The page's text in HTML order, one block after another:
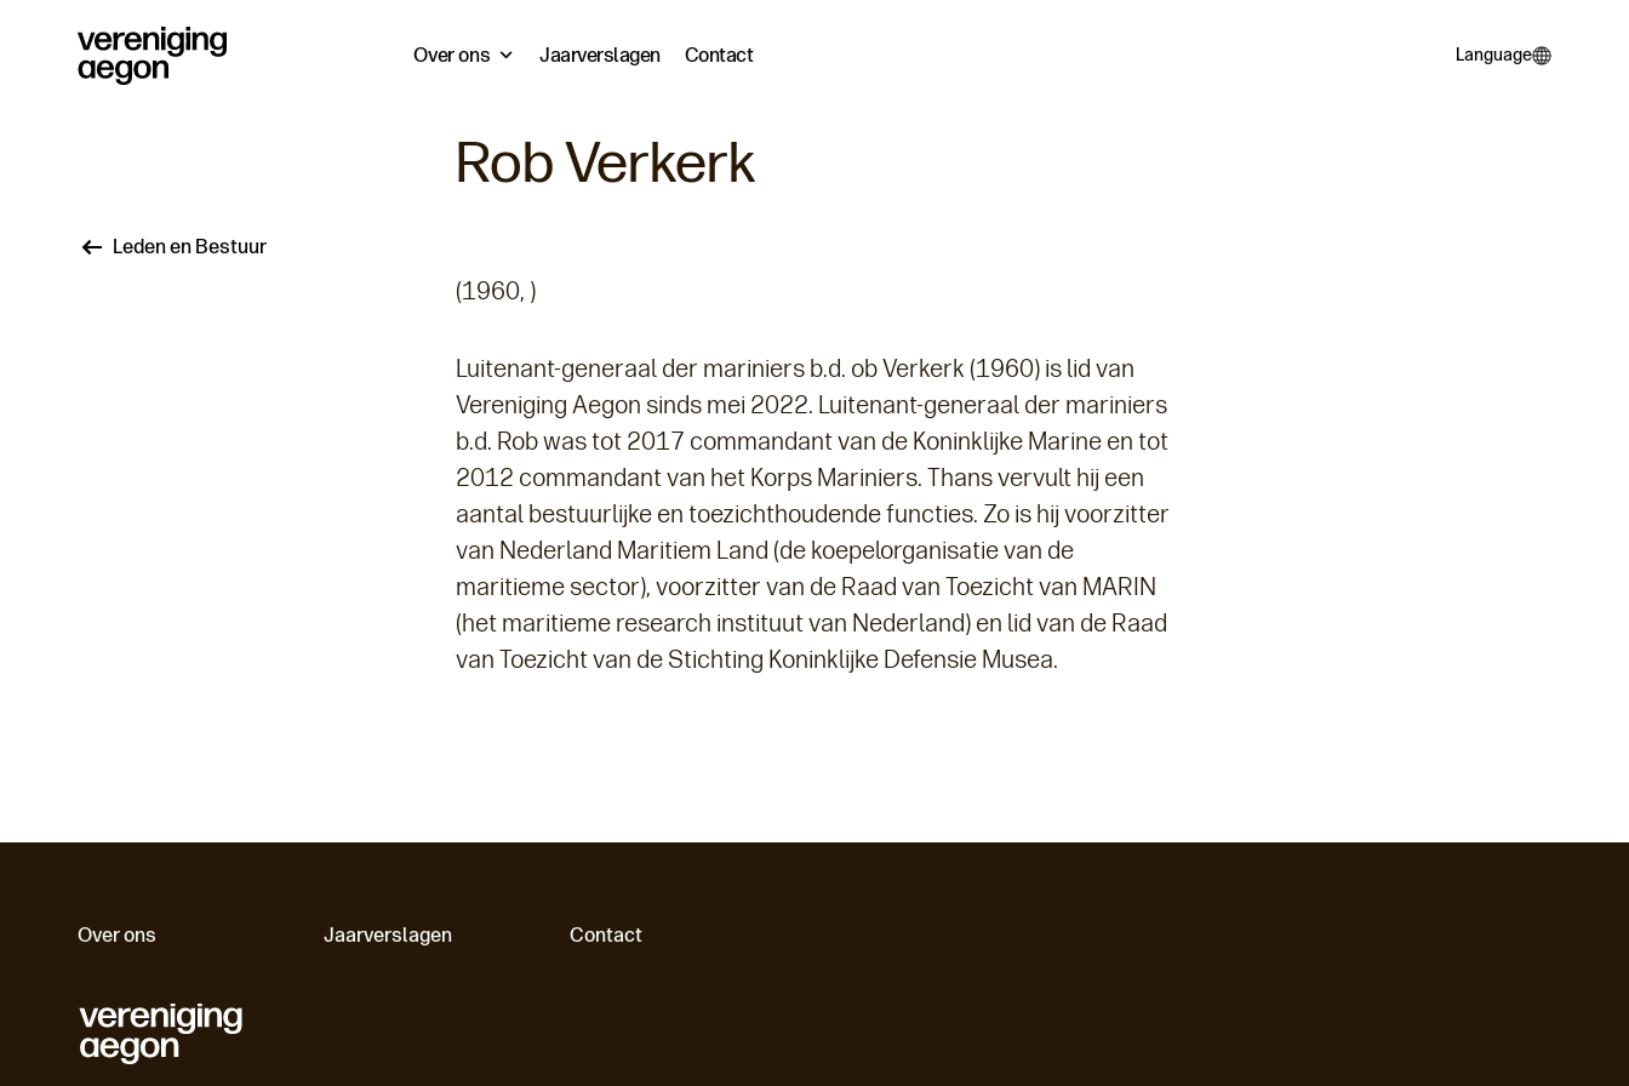
Over ons Jaarverslagen Contact Language
Language
Rob Verkerk
Kruimelpad
Leden en Bestuur
(1960, )
Luitenant-generaal der mariniers b.d. ob Verkerk (1960) is lid van
Vereniging Aegon sinds mei 2022. Luitenant-generaal der mariniers
b.d. Rob was tot 2017 commandant van de Koninklijke Marine en tot
2012 commandant van het Korps Mariniers. Thans vervult hij een
aantal bestuurlijke en toezichthoudende functies. Zo is hij voorzitter
van Nederland Maritiem Land (de koepelorganisatie van de
maritieme sector), voorzitter van de Raad van Toezicht van MARIN
(het maritieme research instituut van Nederland) en lid van de Raad
van Toezicht van de Stichting Koninklijke Defensie Musea.
Over ons Jaarverslagen Contact